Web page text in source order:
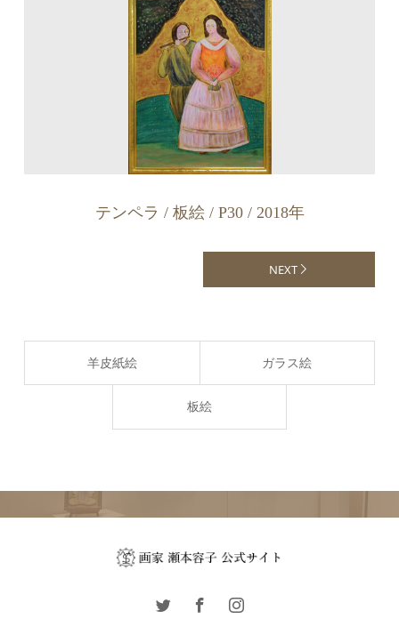
テンペラ / 板絵 / P30 / 2018年
NEXT
羊皮紙絵 ガラス絵
板絵